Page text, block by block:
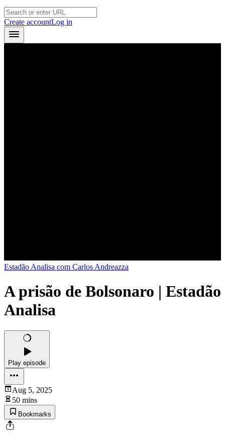
Create accountLog in
Estadão Analisa com Carlos Andreazza
A prisão de Bolsonaro | Estadão
Analisa
Play episode
Aug 5, 2025
50 mins
Bookmarks